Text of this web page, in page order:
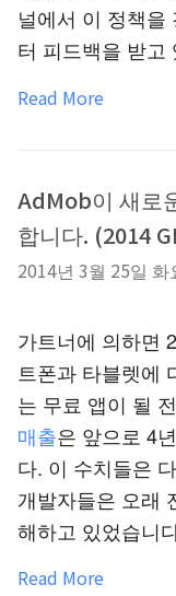
널에서 이 정책을
터 피드백을 받고
Read More
AdMob이 새로
합니다. (2014
2014년 3월 25일 화
가트너에 의하면
트폰과 타블렛에
는 무료 앱이 될
매출은 앞으로 4
다. 이 수치들은
개발자들은 오래
해하고 있었습니
Read More